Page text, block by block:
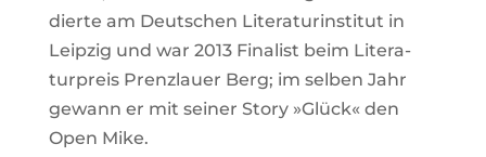
dierte am Deut­schen Lite­ra­tur­in­stitut in
Leipzig und war 2013 Fina­list beim Lite­ra­
tur­preis Prenz­lauer Berg; im selben Jahr
gewann er mit seiner Story »Glück« den
Open Mike.